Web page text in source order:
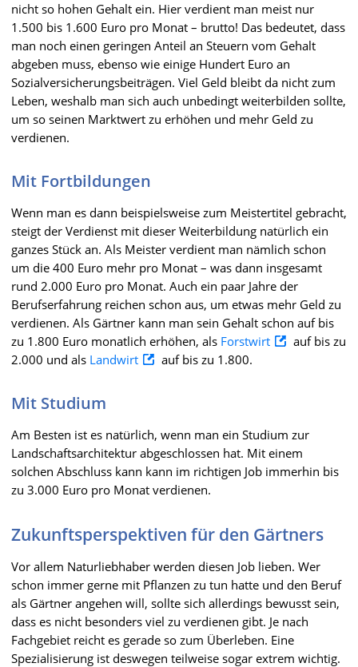
nicht so hohen Gehalt ein. Hier verdient man meist nur
1.500 bis 1.600 Euro pro Monat – brutto! Das bedeutet, dass
man noch einen geringen Anteil an Steuern vom Gehalt
abgeben muss, ebenso wie einige Hundert Euro an
Sozialversicherungsbeiträgen. Viel Geld bleibt da nicht zum
Leben, weshalb man sich auch unbedingt weiterbilden sollte,
um so seinen Marktwert zu erhöhen und mehr Geld zu
verdienen.
Mit Fortbildungen
Wenn man es dann beispielsweise zum Meistertitel gebracht,
steigt der Verdienst mit dieser Weiterbildung natürlich ein
ganzes Stück an. Als Meister verdient man nämlich schon
um die 400 Euro mehr pro Monat – was dann insgesamt
rund 2.000 Euro pro Monat. Auch ein paar Jahre der
Berufserfahrung reichen schon aus, um etwas mehr Geld zu
verdienen. Als Gärtner kann man sein Gehalt schon auf bis
zu 1.800 Euro monatlich erhöhen, als Forstwirt
auf bis zu
2.000 und als Landwirt auf bis zu 1.800.
Mit Studium
Am Besten ist es natürlich, wenn man ein Studium zur
Landschaftsarchitektur abgeschlossen hat. Mit einem
solchen Abschluss kann kann im richtigen Job immerhin bis
zu 3.000 Euro pro Monat verdienen.
Zukunftsperspektiven für den Gärtners
Vor allem Naturliebhaber werden diesen Job lieben. Wer
schon immer gerne mit Pflanzen zu tun hatte und den Beruf
als Gärtner angehen will, sollte sich allerdings bewusst sein,
dass es nicht besonders viel zu verdienen gibt. Je nach
Fachgebiet reicht es gerade so zum Überleben. Eine
Spezialisierung ist deswegen teilweise sogar extrem wichtig.